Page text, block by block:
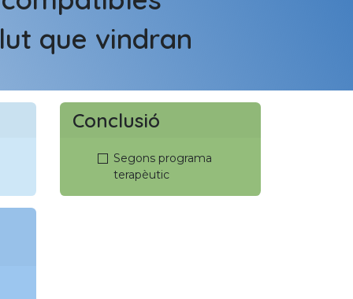
que vindran
Conclusió
Segons programa
terapèutic